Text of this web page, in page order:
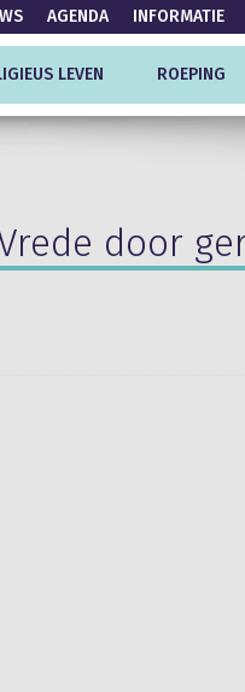
AGENDA INFORMATIE
LEVEN ROEPING
door